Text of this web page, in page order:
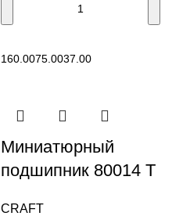
160.0075.0037.00
Миниатюрный
подшипник 80014 T
CRAFT